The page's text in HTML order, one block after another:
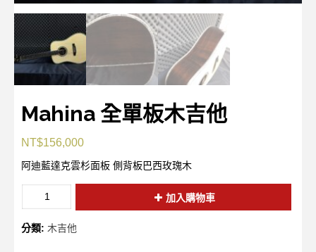
Mahina 全單板木吉他
NT$156,000
阿迪藍達克雲杉面板 側背板巴西玫瑰木
加入購物車
分類: 木吉他